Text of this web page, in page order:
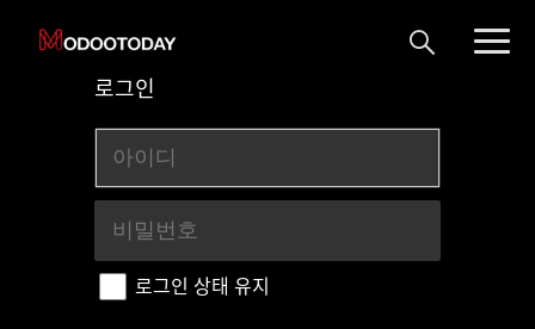
로그인
로그인 상태 유지